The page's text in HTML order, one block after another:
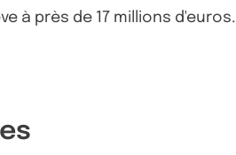
à près de 17 millions d'euros.